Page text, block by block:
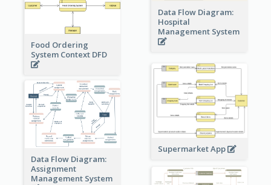
Data Flow Diagram:
Hospital
Management System
Food Ordering
System Context DFD
Supermarket App
Data Flow Diagram:
Assignment
Management System